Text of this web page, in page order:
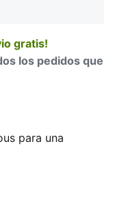
gratis!
los pedidos que
para una
sin frenos.
franquicia con el
de Melo, esta